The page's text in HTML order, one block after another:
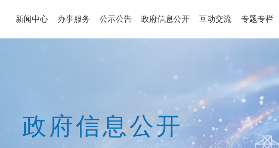
新闻中心 办事服务 公示公告 政府信息公开 互动交流 专题专栏
政府信息公开